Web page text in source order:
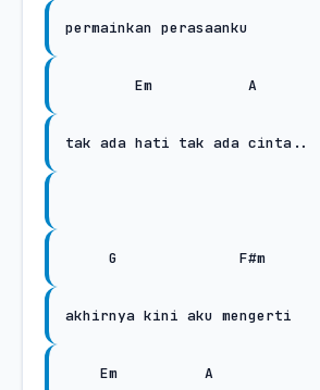
permainkan perasaanku
Em A
tak ada hati tak ada cinta..
G F#m
akhirnya kini aku mengerti
Em A